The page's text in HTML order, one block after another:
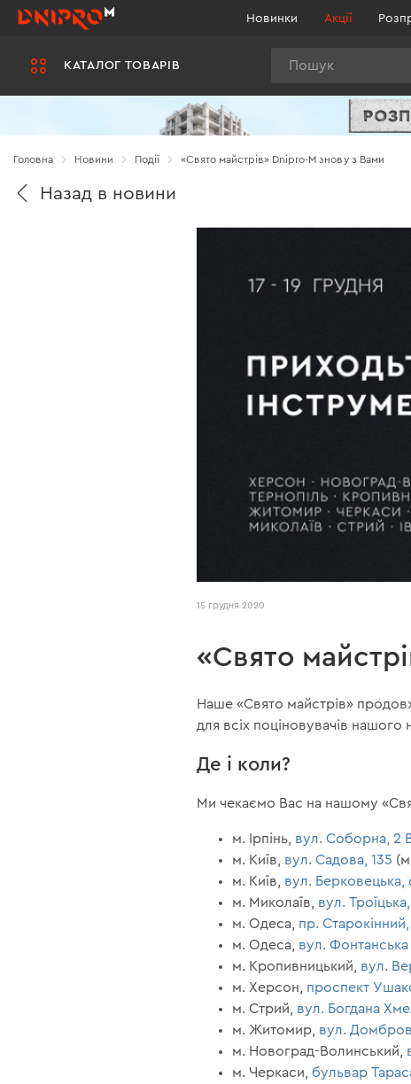
КАТАЛОГ ТОВАРІВ
Новинки Акції
Головна Новини Події «Свято майстрів» Dnipro-M знову з Вами
Назад в новини
15 грудня 2020
«Свято
Наше «Свято майстрів»
для всіх поціновувачів нашого
Де і коли?
Ми чекаємо Вас на нашому
м. Ірпінь, вул. Соборна, 2
м. Київ, вул. Садова, 135
м. Київ, вул. Берковецька,
м. Миколаїв, вул.
м. Одеса, пр. Старокінний,
м. Одеса, вул.
м. Кропивницький, вул.
м. Херсон, проспект
м. Стрий, вул. Богдана
м. Житомир, вул.
м. Новоград-Волинський,
м. Черкаси, бульвар